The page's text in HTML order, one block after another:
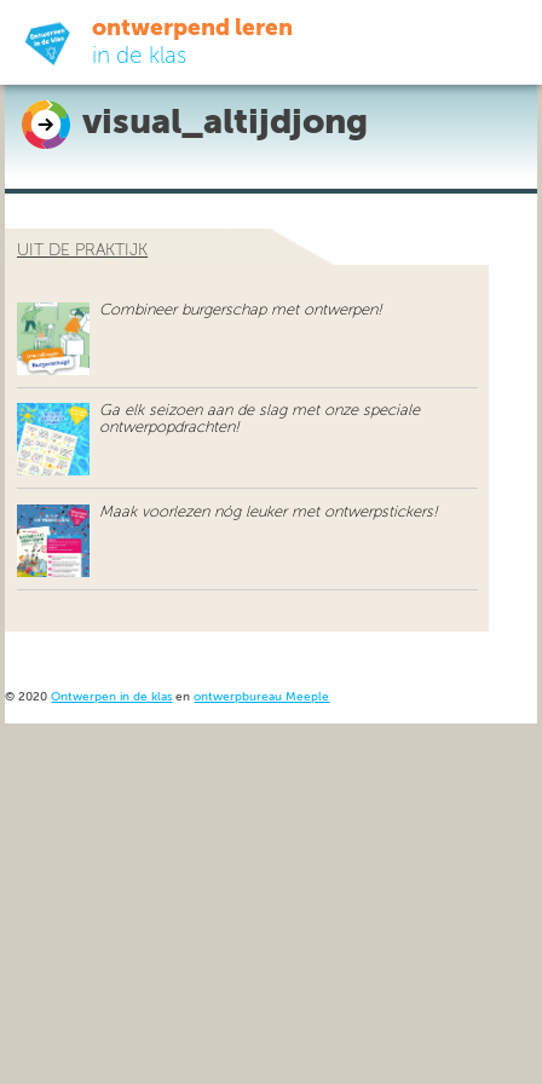
ontwerpend leren
in de klas
ready-to-go
do-it-yourself
uit de praktijk
over ons
visual_altijdjong
UIT DE PRAKTIJK
Combineer burgerschap met ontwerpen!
Ga elk seizoen aan de slag met onze speciale
ontwerpopdrachten!
Maak voorlezen nóg leuker met ontwerpstickers!
© 2020Ontwerpen in de klas enontwerpbureau Meeple